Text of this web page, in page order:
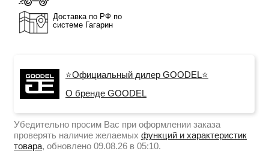
Доставка по РФ по
системе Гагарин
⭐Официальный дилер GOODEL⭐
О бренде GOODEL
Убедительно просим Вас при оформлении заказа
проверять наличие желаемых функций и характеристик
товара, обновлено 09.08.26 в 05:10.